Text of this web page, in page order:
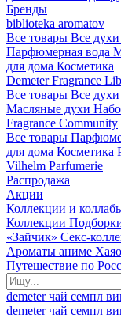
Бренды
biblioteka aromatov
Все товары Все духи
Парфюмерная вода
для дома Косметика
Demeter Fragrance
Все товары Все духи
Масляные духи
Fragrance Community
Все товары
для дома Косметика
Vilhelm Parfumerie
Распродажа
Акции
Коллекции и
Коллекции
«Зайчик» Секс-
Ароматы аниме
Путешествие по
demeterчай семпл
demeterчай семпл